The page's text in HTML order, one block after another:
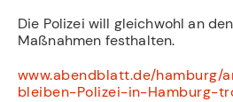
Die Polizei will gleichwohl an
Maßnahmen festhalten.
www.abendblatt.de/hamburg/
bleiben-Polizei-in-Hamburg-